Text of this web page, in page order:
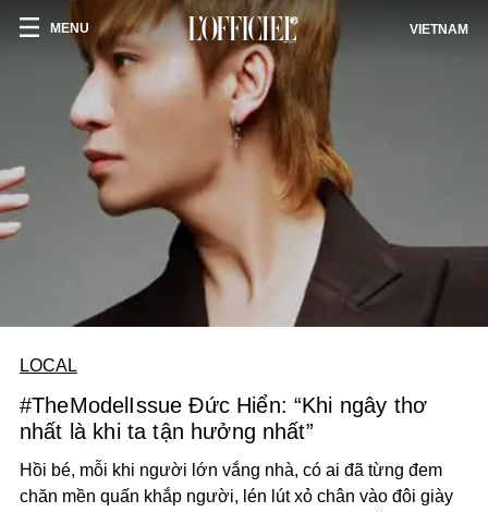
MENU VIETNAM
LOCAL
#TheModelIssue Đức Hiển: “Khi ngây thơ
nhất là khi ta tận hưởng nhất”
Hồi bé, mỗi khi người lớn vắng nhà, có ai đã từng đem
chăn mền quấn khắp người, lén lút xỏ chân vào đôi giày